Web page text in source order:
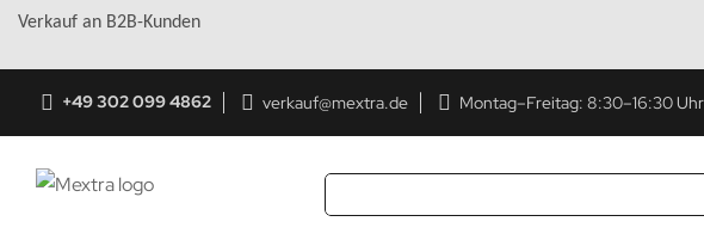
Verkauf an B2B-Kunden
+49 302 099 4862 verkauf@mextra.de Montag–Freitag: 8:30–16:30 Uhr